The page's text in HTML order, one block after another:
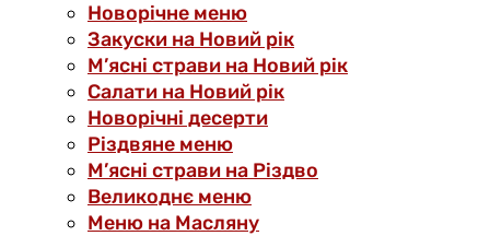
Новорічне меню
Закуски на Новий рік
М’ясні страви на Новий рік
Салати на Новий рік
Новорічні десерти
Різдвяне меню
М’ясні страви на Різдво
Великоднє меню
Меню на Масляну